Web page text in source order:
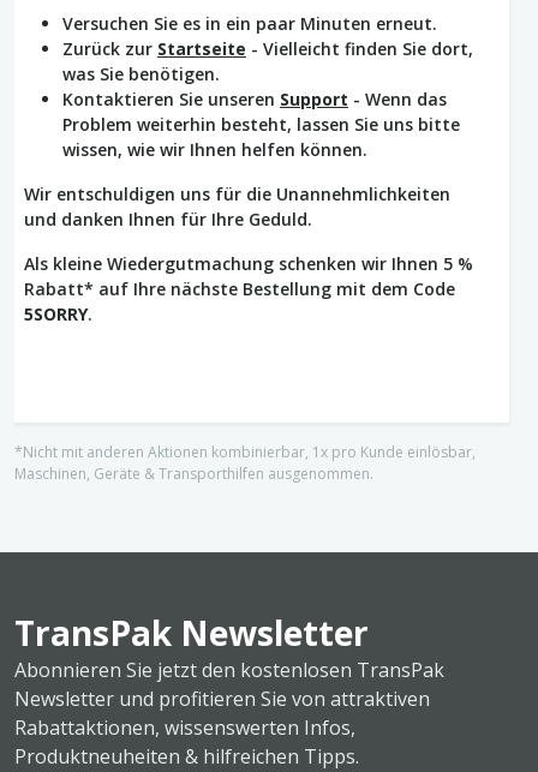
Versuchen Sie es in ein paar Minuten erneut.
Zurück zur Startseite - Vielleicht finden Sie dort,
was Sie benötigen.
Kontaktieren Sie unseren Support - Wenn das
Problem weiterhin besteht, lassen Sie uns bitte
wissen, wie wir Ihnen helfen können.
Wir entschuldigen uns für die Unannehmlichkeiten
und danken Ihnen für Ihre Geduld.
Als kleine Wiedergutmachung schenken wir Ihnen 5 %
Rabatt* auf Ihre nächste Bestellung mit dem Code
5SORRY.
*Nicht mit anderen Aktionen kombinierbar, 1x pro Kunde einlösbar,
Maschinen, Geräte & Transporthilfen ausgenommen.
TransPak Newsletter
Abonnieren Sie jetzt den kostenlosen TransPak
Newsletter und profitieren Sie von attraktiven
Rabattaktionen, wissenswerten Infos,
Produktneuheiten & hilfreichen Tipps.